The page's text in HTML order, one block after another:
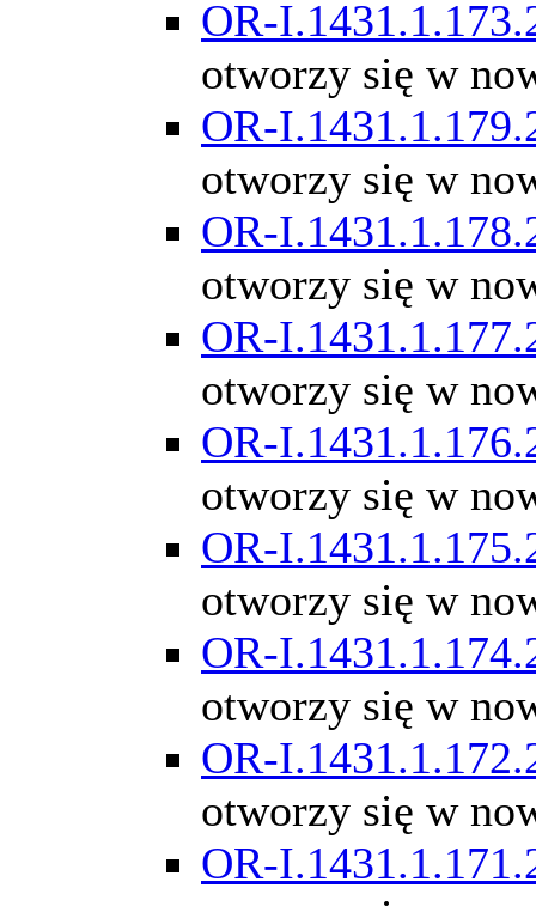
OR-
otworzy się w
OR-
otworzy się w
OR-
otworzy się w
OR-
otworzy się w
OR-
otworzy się w
OR-
otworzy się w
OR-
otworzy się w
OR-
otworzy się w
OR-